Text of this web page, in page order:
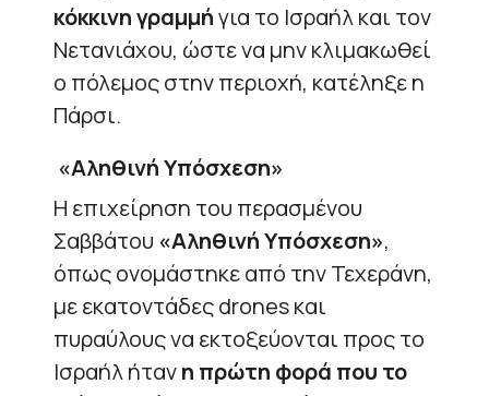
κόκκινη γραμμήγια το Ισραήλ και τον
Νετανιάχου, ώστε να μην κλιμακωθεί
ο πόλεμος στην περιοχή, κατέληξε η
Πάρσι.
«Αληθινή Υπόσχεση»
Η επιχείρηση του περασμένου
Σαββάτου «Αληθινή Υπόσχεση»,
όπως ονομάστηκε από την Τεχεράνη,
με εκατοντάδες drones και
πυραύλους να εκτοξεύονται προς το
Ισραήλ ήτανη πρώτη φορά που το